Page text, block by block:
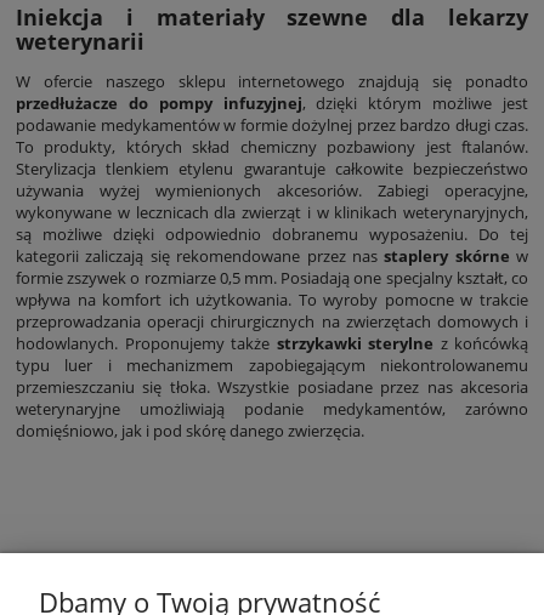
Iniekcja i materiały szewne dla lekarzy
weterynarii
W ofercie naszego sklepu internetowego znajdują się ponadto
przedłużacze do pompy infuzyjnej, dzięki którym możliwe jest
podawanie medykamentów w formie dożylnej przez bardzo długi czas.
To produkty, których skład chemiczny pozbawiony jest ftalanów.
Sterylizacja tlenkiem etylenu gwarantuje całkowite bezpieczeństwo
używania wyżej wymienionych akcesoriów. Zabiegi operacyjne,
wykonywane w lecznicach dla zwierząt i w klinikach weterynaryjnych,
są możliwe dzięki odpowiednio dobranemu wyposażeniu. Do tej
kategorii zaliczają się rekomendowane przez nasstaplery skórne w
formie zszywek o rozmiarze 0,5 mm. Posiadają one specjalny kształt, co
wpływa na komfort ich użytkowania. To wyroby pomocne w trakcie
przeprowadzania operacji chirurgicznych na zwierzętach domowych i
hodowlanych. Proponujemy także strzykawki sterylne z końcówką
typu luer i mechanizmem zapobiegającym niekontrolowanemu
przemieszczaniu się tłoka. Wszystkie posiadane przez nas akcesoria
weterynaryjne umożliwiają podanie medykamentów, zarówno
domięśniowo, jak i pod skórę danego zwierzęcia.
Dbamy o Twoją prywatność